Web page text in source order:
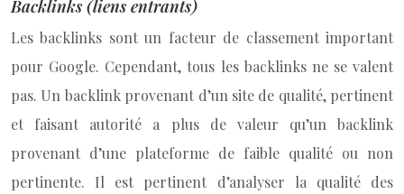
Backlinks (liens entrants)
Les backlinks sont un facteur de classement important
pour Google. Cependant, tous les backlinks ne se valent
pas. Un backlink provenant d’un site de qualité, pertinent
et faisant autorité a plus de valeur qu’un backlink
provenant d’une plateforme de faible qualité ou non
pertinente. Il est pertinent d’analyser la qualité des